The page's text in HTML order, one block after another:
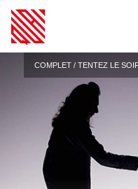
COMPLET / TENTEZ LE